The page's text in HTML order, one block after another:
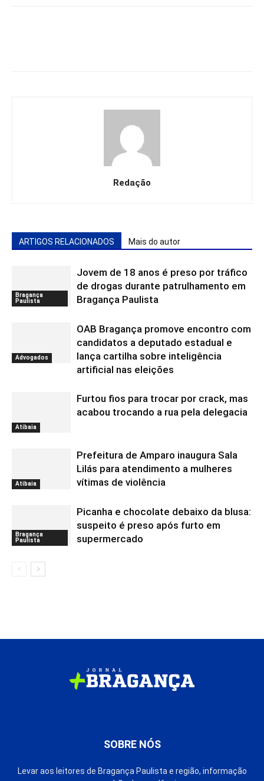
Redação
ARTIGOS RELACIONADOS Mais do autor
Bragança
Paulista
Jovem de 18 anos é preso por tráfico
de drogas durante patrulhamento em
Bragança Paulista
Advogados
OAB Bragança promove encontro com
candidatos a deputado estadual e
lança cartilha sobre inteligência
artificial nas eleições
Atibaia
Furtou fios para trocar por crack, mas
acabou trocando a rua pela delegacia
Atibaia
Prefeitura de Amparo inaugura Sala
Lilás para atendimento a mulheres
vítimas de violência
Bragança
Paulista
Picanha e chocolate debaixo da blusa:
suspeito é preso após furto em
supermercado
SOBRE NÓS
Levar aos leitores de Bragança Paulista e região, informação